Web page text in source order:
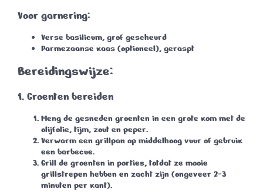
Voor garnering:
Verse basilicum, grof gescheurd
Parmezaanse kaas (optioneel), geraspt
Bereidingswijze:
1. Groenten bereiden
Meng de gesneden groenten in een grote kom met de
olijfolie, tijm, zout en peper.
Verwarm een grillpan op middelhoog vuur of gebruik
een barbecue.
Grill de groenten in porties, totdat ze mooie
grillstrepen hebben en zacht zijn (ongeveer 2-3
minuten per kant).